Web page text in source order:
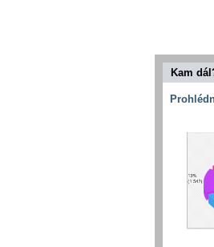
Kam